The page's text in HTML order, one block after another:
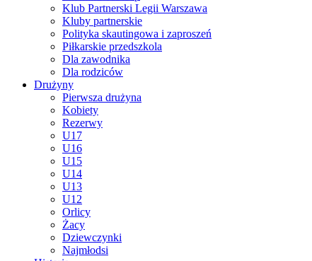
Klub Partnerski Legii Warszawa
Kluby partnerskie
Polityka skautingowa i zaproszeń
Piłkarskie przedszkola
Dla zawodnika
Dla rodziców
Drużyny
Pierwsza drużyna
Kobiety
Rezerwy
U17
U16
U15
U14
U13
U12
Orlicy
Żacy
Dziewczynki
Najmłodsi